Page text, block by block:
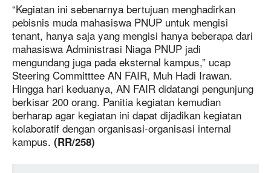
“Kegiatan ini sebenarnya bertujuan menghadirkan
pebisnis muda mahasiswa PNUP untuk mengisi
tenant, hanya saja yang mengisi hanya beberapa dari
mahasiswa Administrasi Niaga PNUP jadi
mengundang juga pada eksternal kampus,” ucap
Steering Committtee AN FAIR, Muh Hadi Irawan.
Hingga hari keduanya, AN FAIR didatangi pengunjung
berkisar 200 orang. Panitia kegiatan kemudian
berharap agar kegiatan ini dapat dijadikan kegiatan
kolaboratif dengan organisasi-organisasi internal
kampus. (RR/258)